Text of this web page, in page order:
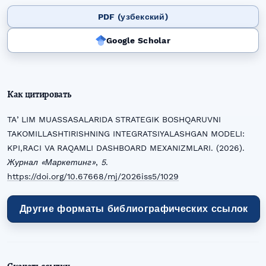
PDF (узбекский)
Google Scholar
Как цитировать
TAʼLIM MUASSASALARIDA STRATEGIK BOSHQARUVNI
TAKOMILLASHTIRISHNING INTEGRATSIYALASHGAN MODELI:
KPI,RACI VA RAQAMLI DASHBOARD MEXANIZMLARI. (2026).
Журнал «Маркетинг», 5.
https://doi.org/10.67668/mj/2026iss5/1029
Другие форматы библиографических ссылок